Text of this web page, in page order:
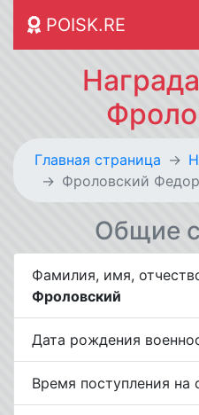
POISK.RE
Главная страница
Фроловский Федор
Общие
Фамилия, имя,
Фроловский
Дата рождения
Время поступления на